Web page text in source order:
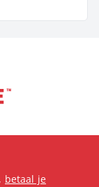
, betaal je